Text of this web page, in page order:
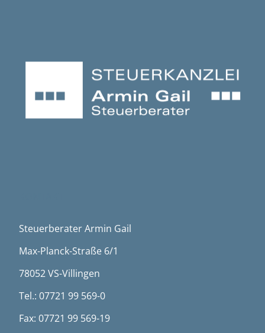
Steuerberater Armin Gail
Max-Planck-Straße 6/1
78052 VS-Villingen
Tel.: 07721 99 569-0
Fax: 07721 99 569-19